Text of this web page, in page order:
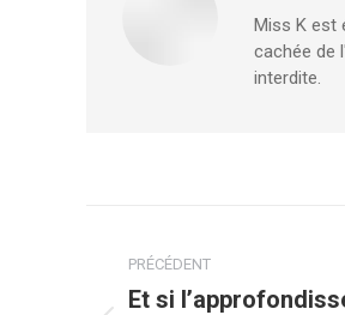
Miss K est
cachée de
interdite.
article
PRÉCÉDENT
Et si